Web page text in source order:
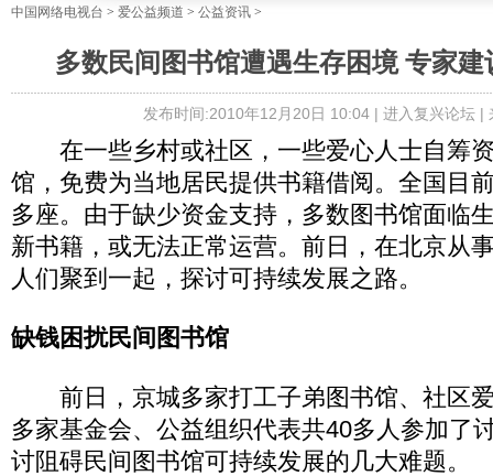
中国网络电视台 > 爱公益频道 > 公益资讯 >
多数民间图书馆遭遇生存困境 专家
发布时间:2010年12月20日 10:04 | 进入复兴论坛|
在一些乡村或社区，一些爱心人士自筹
馆，免费为当地居民提供书籍借阅。全国目
多座。由于缺少资金支持，多数图书馆面临
新书籍，或无法正常运营。前日，在北京从
人们聚到一起，探讨可持续发展之路。
缺钱困扰民间图书馆
前日，京城多家打工子弟图书馆、社区
多家基金会、公益组织代表共40多人参加了
讨阻碍民间图书馆可持续发展的几大难题。